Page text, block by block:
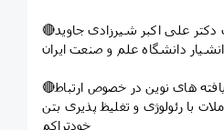
دکتر علی اکبر شیرزادی جاوید
دانشگاه علم و صنعت ایران
🔴موضوع سخنرانی: یافته های نوین در خصوص ارتباط
با رئولوژی و تغلیظ پذیری بتن
خودتراکم